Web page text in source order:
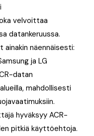
velvoittaa
datankeruussa.
näennäisesti:
ja LG
datan
mahdollisesti
hyväksyy ACR-
pitkiä käyttöehtoja.